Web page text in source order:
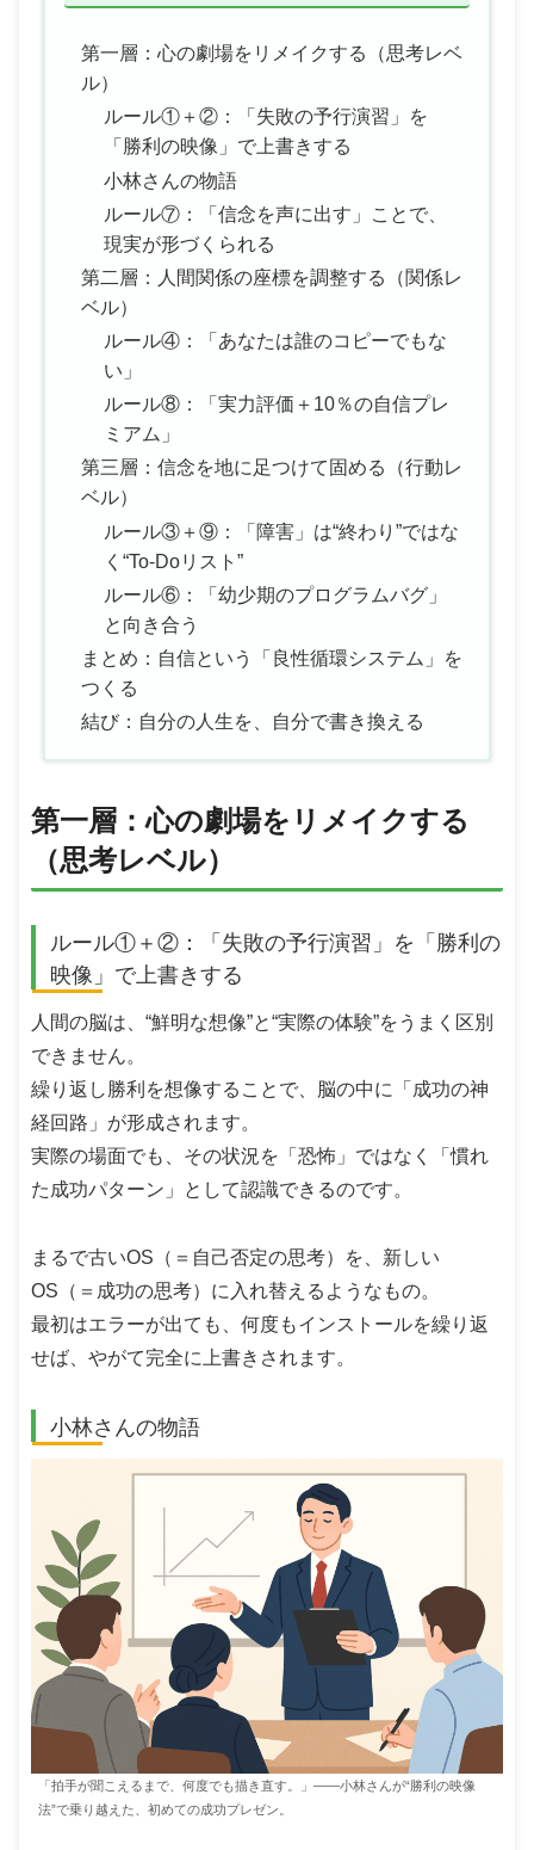
第一層：心の劇場をリメイクする（思考レベ
ル）
ルール①＋②：「失敗の予行演習」を
「勝利の映像」で上書きする
小林さんの物語
ルール⑦：「信念を声に出す」ことで、
現実が形づくられる
第二層：人間関係の座標を調整する（関係レ
ベル）
ルール④：「あなたは誰のコピーでもな
い」
ルール⑧：「実力評価＋10％の自信プレ
ミアム」
第三層：信念を地に足つけて固める（行動レ
ベル）
ルール③＋⑨：「障害」は“終わり”ではな
く“To-Doリスト”
ルール⑥：「幼少期のプログラムバグ」
と向き合う
まとめ：自信という「良性循環システム」を
つくる
結び：自分の人生を、自分で書き換える
第一層：心の劇場をリメイクする
（思考レベル）
ルール①＋②：「失敗の予行演習」を「勝利の
映像」で上書きする
人間の脳は、“鮮明な想像”と“実際の体験”をうまく区別
できません。
繰り返し勝利を想像することで、脳の中に「成功の神
経回路」が形成されます。
実際の場面でも、その状況を「恐怖」ではなく「慣れ
た成功パターン」として認識できるのです。
まるで古いOS（＝自己否定の思考）を、新しい
OS（＝成功の思考）に入れ替えるようなもの。
最初はエラーが出ても、何度もインストールを繰り返
せば、やがて完全に上書きされます。
小林さんの物語
「拍手が聞こえるまで、何度でも描き直す。」――小林さんが“勝利の映像
法”で乗り越えた、初めての成功プレゼン。